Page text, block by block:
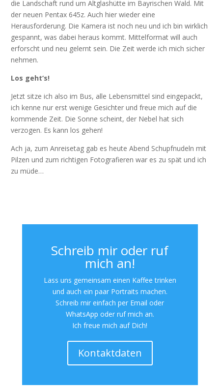
die Landschaft rund um Altglashütte im Bayrischen Wald. Mit
der neuen Pentax 645z. Auch hier wieder eine
Herausforderung. Die Kamera ist noch neu und ich bin wirklich
gespannt, was dabei heraus kommt. Mittelformat will auch
erforscht und neu gelernt sein. Die Zeit werde ich mich sicher
nehmen.
Los geht‘s!
Jetzt sitze ich also im Bus, alle Lebensmittel sind eingepackt,
ich kenne nur erst wenige Gesichter und freue mich auf die
kommende Zeit. Die Sonne scheint, der Nebel hat sich
verzogen. Es kann los gehen!
Ach ja, zum Anreisetag gab es heute Abend Schupfnudeln mit
Pilzen und zum richtigen Fotografieren war es zu spät und ich
zu müde…
Schreib mir oder ruf
mich an!
Lass uns gemeinsam einen Kaffee trinken
und auch ein paar Portraits machen.
Schreib mir einfach per Email oder
WhatsApp oder ruf mich an.
Ich freue mich auf Dich!
Kontaktdaten